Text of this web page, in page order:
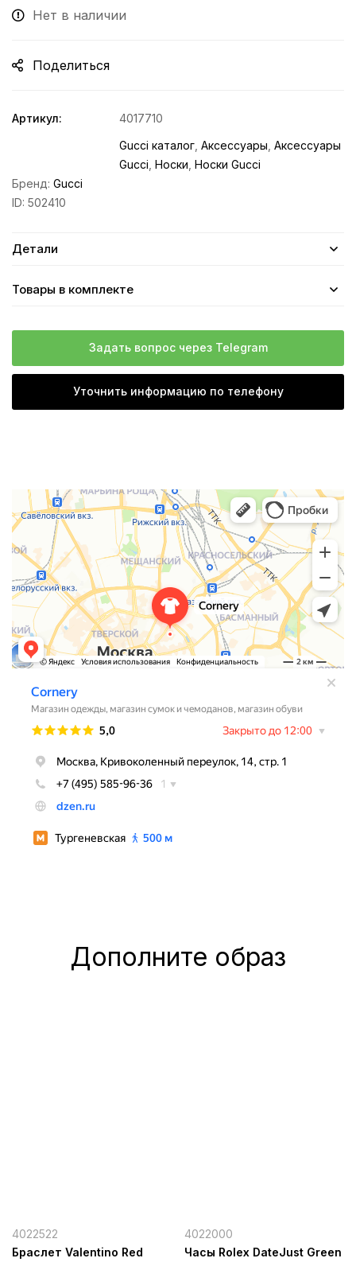
Нет в наличии
Поделиться
Артикул:
4017710
Gucci каталог Аксессуары Аксессуары
Gucci Носки Носки Gucci
Бренд: Gucci
ID: 502410
Детали
Товары в комплекте
Задать вопрос через Telegram
Уточнить информацию по телефону
Дополните образ
4022522
Браслет Valentino Red
4022000
Часы Rolex DateJust Green